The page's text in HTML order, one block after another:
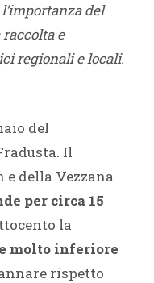
del
e
regionali e locali.
del
Il
della Vezzana
per circa 15
la
molto inferiore
rispetto